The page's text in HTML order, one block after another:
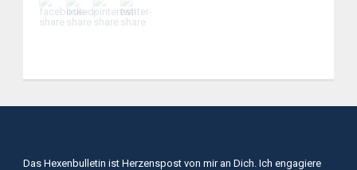
Das Hexenbulletin ist Herzenspost von mir an Dich. Ich engagiere